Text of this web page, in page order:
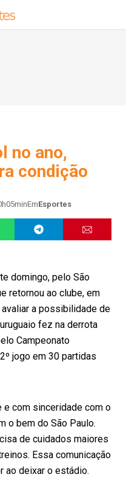
no ano,
condição
EmEsportes
domingo, pelo São
retornou ao clube, em
a possibilidade de
fez na derrota
Campeonato
jogo em 30 partidas
e com sinceridade com o
o bem do São Paulo.
de cuidados maiores
Essa comunicação
ao deixar o estádio.